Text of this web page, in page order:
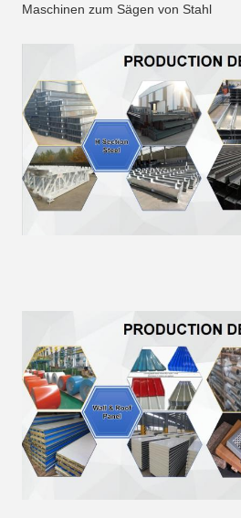
Maschinen zum Sägen von Stahl